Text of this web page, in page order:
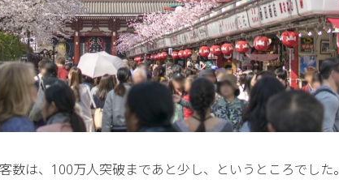
数は、100万人突破まであと少し、というところでした。